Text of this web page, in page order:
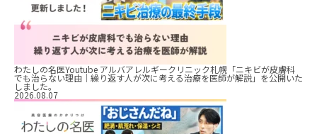
わたしの名医Youtube アルバアレルギークリニック札幌「ニキビが皮膚科
でも治らない理由｜繰り返す人が次に考える治療を医師が解説」を公開いた
しました。
2026.08.07